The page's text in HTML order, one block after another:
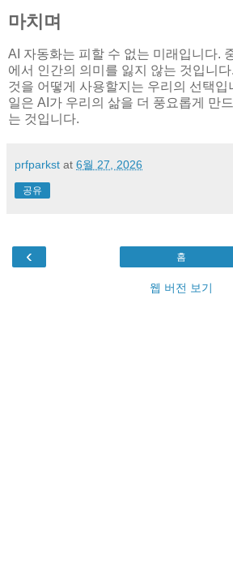
마치며
AI 자동화는 피할 수 없는 미래입니다.
에서 인간의 의미를 잃지 않는 것입니
것을 어떻게 사용할지는 우리의 선택입
일은 AI가 우리의 삶을 더 풍요롭게 만
는 것입니다.
prfparkst at 6월 27, 2026
공유
‹ 홈
웹 버전 보기